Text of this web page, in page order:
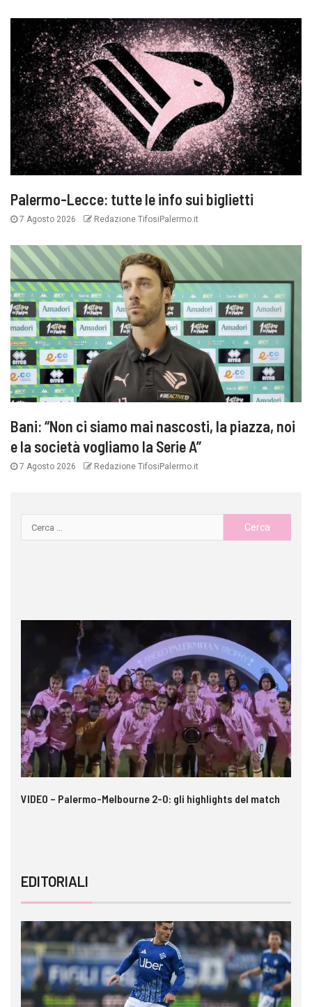
Palermo-Lecce: tutte le info sui biglietti
7 Agosto 2026 Redazione TifosiPalermo.it
Bani: “Non ci siamo mai nascosti, la piazza, noi
e la società vogliamo la Serie A”
7 Agosto 2026 Redazione TifosiPalermo.it
VIDEO – Palermo-Melbourne 2-0: gli highlights del match
EDITORIALI